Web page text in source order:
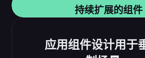
持续扩展的组件
应用组件设计用于